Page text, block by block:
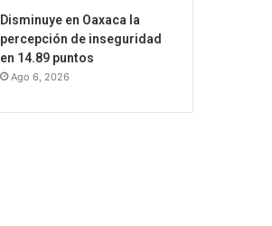
Disminuye en Oaxaca la
percepción de inseguridad
en 14.89 puntos
Ago 6, 2026